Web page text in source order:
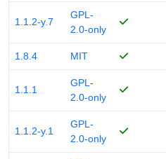
1.1.2-y.7
GPL-
2.0-only
1.8.4 MIT
1.1.1
GPL-
2.0-only
1.1.2-y.1
GPL-
2.0-only